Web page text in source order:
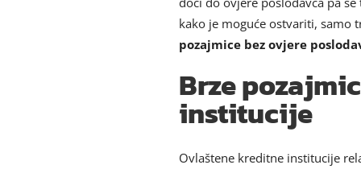
kako je moguće ostvariti, samo
pozajmice bez ovjere
Brze
institucije
Ovlaštene kreditne institucije